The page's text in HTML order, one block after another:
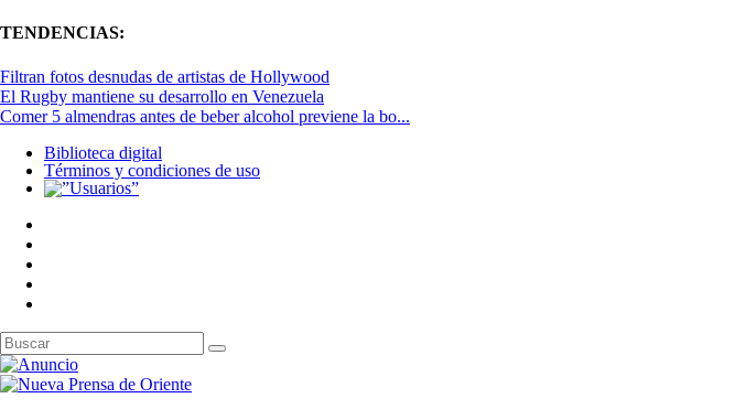
TENDENCIAS:
Filtran fotos desnudas de artistas de Hollywood
El Rugby mantiene su desarrollo en Venezuela
Comer 5 almendras antes de beber alcohol previene la bo...
Biblioteca digital
Términos y condiciones de uso